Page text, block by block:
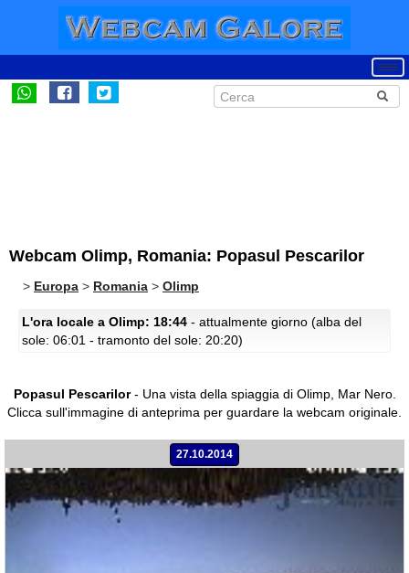
Webcam Olimp, Romania: Popasul Pescarilor
> Europa > Romania > Olimp
L'ora locale a Olimp: 18:44 - attualmente giorno (alba del
sole: 06:01 - tramonto del sole: 20:20)
Popasul Pescarilor- Una vista della spiaggia di Olimp, Mar Nero.
Clicca sull'immagine di anteprima per guardare la webcam originale.
27.10.2014